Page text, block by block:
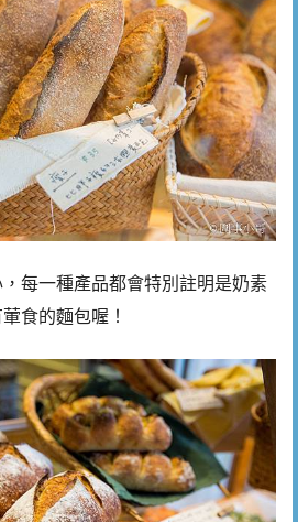
每一種產品都會特別註明是奶素
食的麵包喔！